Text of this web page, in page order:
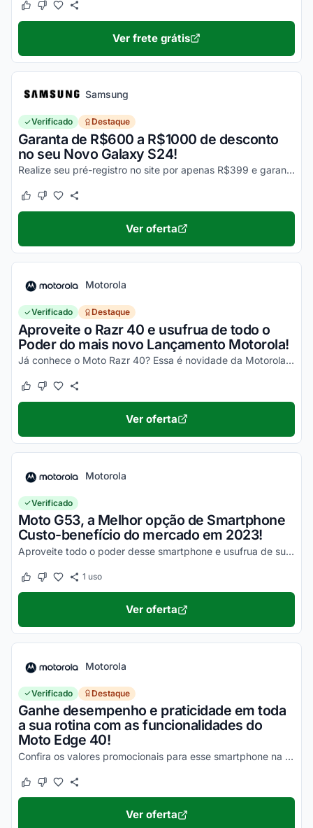
Este cupom funcionou
Este cupom não funcionou
Ver frete grátis
Samsung
Verificado Destaque
Garanta de R$600 a R$1000 de desconto
no seu Novo Galaxy S24!
Realize seu pré-registro no site por apenas R$399 e garanta esse desconto imperdível na sua compra!
Este cupom funcionou
Este cupom não funcionou
Ver oferta
Motorola
Verificado Destaque
Aproveite o Razr 40 e usufrua de todo o
Poder do mais novo Lançamento Motorola!
Já conhece o Moto Razr 40? Essa é novidade da Motorola, um celular impecável, com um desempenho incrível e que ainda dobra! Não perca a chance de garantir o seu e aproveite os desc...
Este cupom funcionou
Este cupom não funcionou
Ver oferta
Motorola
Verificado
Moto G53, a Melhor opção de Smartphone
Custo-benefício do mercado em 2023!
Aproveite todo o poder desse smartphone e usufrua de suas vantagens por valores a partir de R$1500!
Este cupom funcionou
Este cupom não funcionou
1 uso
Ver oferta
Motorola
Verificado Destaque
Ganhe desempenho e praticidade em toda
a sua rotina com as funcionalidades do
Moto Edge 40!
Confira os valores promocionais para esse smartphone na loja virtual Motorola e economize hoje mesmo!
Este cupom funcionou
Este cupom não funcionou
Ver oferta